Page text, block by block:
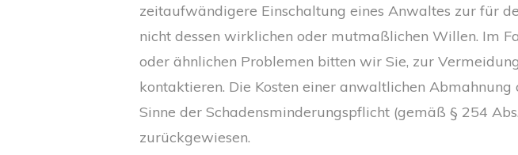
zeitaufwändigere Einschaltung eines Anwaltes zur für
nicht dessen wirklichen oder mutmaßlichen Willen. Im
oder ähnlichen Problemen bitten wir Sie, zur
kontaktieren. Die Kosten einer anwaltlichen
Sinne der Schadensminderungspflicht (gemäß § 254
zurückgewiesen.